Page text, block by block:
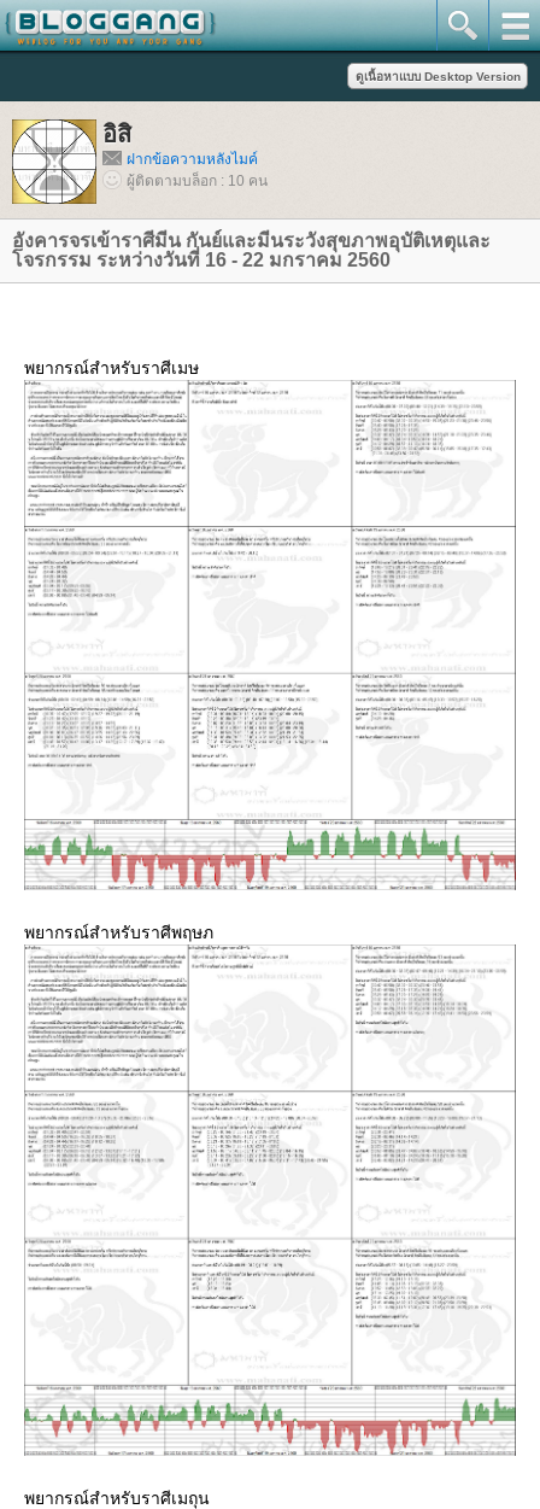
อิสิ
ฝากข้อความหลังไมค์
ผู้ติดตามบล็อก : 10 คน
อังคารจรเข้าราศีมีน กันย์และมีนระวังสุขภาพอุบัติเหตุและ
จรกรรม ระหว่างวันที่ 16 - 22 มกราคม 2560
พยากรณ์สำหรับราศีเมษ
พยากรณ์สำหรับราศีพฤษภ
พยากรณ์สำหรับราศีเมถุน